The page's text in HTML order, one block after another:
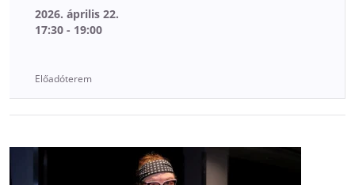
2026. április 22.
17:30 - 19:00
Előadóterem